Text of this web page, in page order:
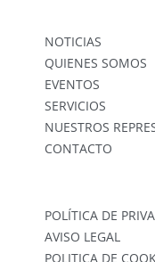
NOTICIAS
QUIENES SOMOS
EVENTOS
SERVICIOS
NUESTROS
CONTACTO
POLÍTICA DE
AVISO LEGAL
POLITICA DE